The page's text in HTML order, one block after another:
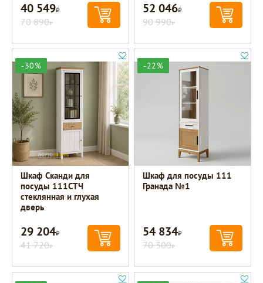
40 549Р
70 890Р
52 046Р
90 990Р
-30%
Шкаф Сканди для
посуды 111СТЧ
стеклянная и глухая
дверь
29 204Р
41 720Р
-22%
Шкаф для посуды 111
Гранада №1
54 834Р
70 300Р